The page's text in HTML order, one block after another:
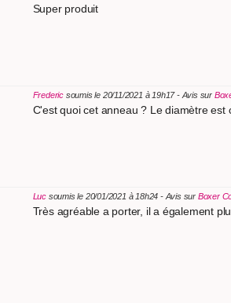
Super produit
Fredericsoumis le 20/11/2021 à 19h17 - Avis sur
C'est quoi cet anneau ? Le diamètre est
Lucsoumis le 20/01/2021 à 18h24 - Avis sur Boxer
Très agréable a porter, il a également